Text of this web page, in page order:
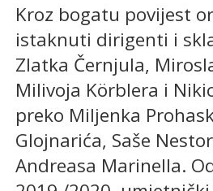
Kroz bogatu povijest
istaknuti dirigenti i
Zlatka Černjula,
Milivoja Körblera i
preko Miljenka
Glojnarića, Saše
Andreasa Marinella.